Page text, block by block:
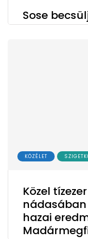
Sose
KÖZÉLET
Közel
hazai